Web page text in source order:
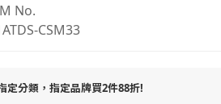
No.
CSM33
定分類，指定品牌買2件88折!